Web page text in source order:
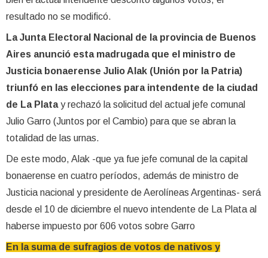
resultado no se modificó.
La Junta Electoral Nacional de la provincia de Buenos
Aires anunció esta madrugada que el ministro de
Justicia bonaerense Julio Alak (Unión por la Patria)
triunfó en las elecciones para intendente de la ciudad
de La Platay rechazó la solicitud del actual jefe comunal
Julio Garro (Juntos por el Cambio) para que se abran la
totalidad de las urnas.
De este modo, Alak -que ya fue jefe comunal de la capital
bonaerense en cuatro períodos, además de ministro de
Justicia nacional y presidente de Aerolíneas Argentinas- será
desde el 10 de diciembre el nuevo intendente de La Plata al
haberse impuesto por 606 votos sobre Garro
En la suma de sufragios de votos de nativos y